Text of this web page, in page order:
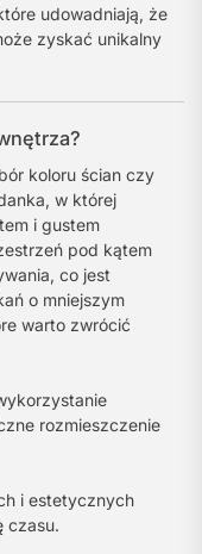
udowadniają, że
zyskać unikalny
koloru ścian czy
w której
i gustem
pod kątem
co jest
o mniejszym
warto zwrócić
rozmieszczenie
i estetycznych
czasu.